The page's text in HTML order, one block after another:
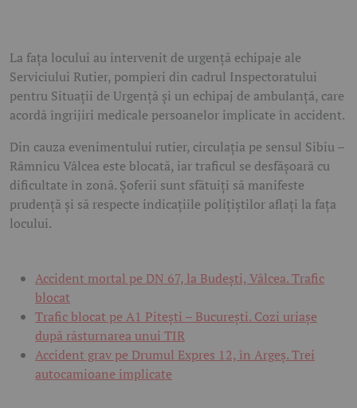
La fața locului au intervenit de urgență echipaje ale
Serviciului Rutier, pompieri din cadrul Inspectoratului
pentru Situații de Urgență și un echipaj de ambulanță, care
acordă îngrijiri medicale persoanelor implicate în accident.
Din cauza evenimentului rutier, circulația pe sensul Sibiu –
Râmnicu Vâlcea este blocată, iar traficul se desfășoară cu
dificultate în zonă. Șoferii sunt sfătuiți să manifeste
prudență și să respecte indicațiile polițiștilor aflați la fața
locului.
Accident mortal pe DN 67, la Budești, Vâlcea. Trafic
blocat
Trafic blocat pe A1 Pitești – București. Cozi uriașe
după răsturnarea unui TIR
Accident grav pe Drumul Expres 12, în Argeș. Trei
autocamioane implicate